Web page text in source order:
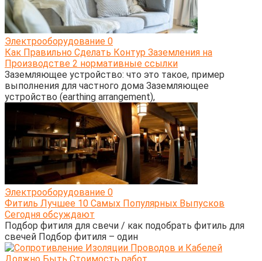
Электрооборудование 0
Как Правильно Сделать Контур Заземления на
Производстве 2 нормативные ссылки
Заземляющее устройство: что это такое, пример
выполнения для частного дома Заземляющее
устройство (earthing arrangement),
Электрооборудование 0
Фитиль Лучшее 10 Самых Популярных Выпусков
Сегодня обсуждают
Подбор фитиля для свечи / как подобрать фитиль для
свечей Подбор фитиля – один